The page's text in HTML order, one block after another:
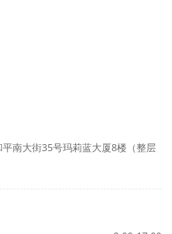
南大街35号玛莉蓝大厦8楼（整层